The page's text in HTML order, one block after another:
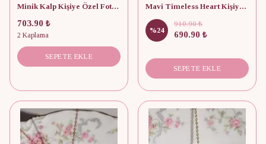
Minik Kalp Kişiye Özel Fotoğraflı Kapaklı Kolye
703.90 ₺
2 Kaplama
SEPETE EKLE
Mavi Timeless Heart Kişiye Özel Fotoğraflı Kapaklı Kolye
%24
910.90 ₺
690.90 ₺
SEPETE EKLE